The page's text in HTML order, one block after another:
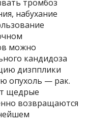
тромбоз
набухание
можно
кандидоза
дизпплики
опухоль — рак.
щедрые
возвращаются